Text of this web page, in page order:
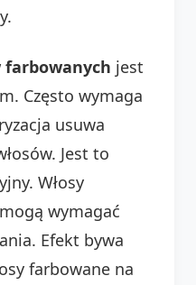
farbowanych jest
Często wymaga
usuwa
Jest to
Włosy
wymagać
Efekt bywa
farbowane na